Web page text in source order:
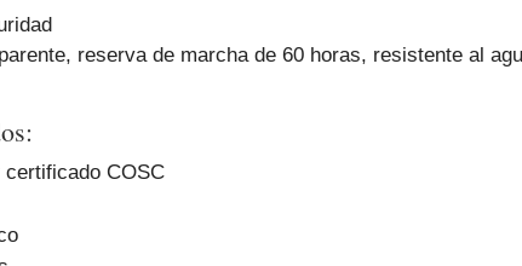
reserva de marcha de 60 horas, resistente al
COSC